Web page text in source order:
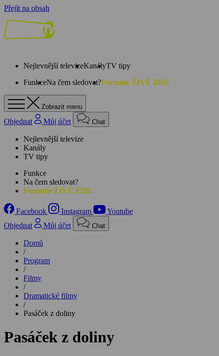
Přejít na obsah
Nejlevnější televizeKanályTV tipy
FunkceNa čem sledovat?Formule ŽIVĚ ZDE
Zobrazit menu
Objednat Můj účet Chat
Nejlevnější televize
Kanály
TV tipy
Funkce
Na čem sledovat?
Formule ŽIVĚ ZDE
Facebook Instagram
Youtube
Objednat
Můj účet Chat
Domů
/
Program
/
Filmy
/
Dramatické filmy
/
Pasáček z doliny
Pasáček z doliny